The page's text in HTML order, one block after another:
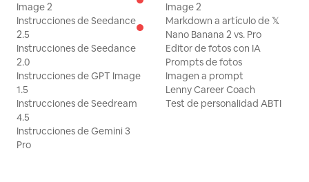
Image 2
Instrucciones de Seedance
2.5
Instrucciones de Seedance
2.0
Instrucciones de GPT Image
1.5
Instrucciones de Seedream
4.5
Instrucciones de Gemini 3
Pro
Image 2
Markdown a artículo de 𝕏
Nano Banana 2 vs. Pro
Editor de fotos con IA
Prompts de fotos
Imagen a prompt
Lenny Career Coach
Test de personalidad ABTI